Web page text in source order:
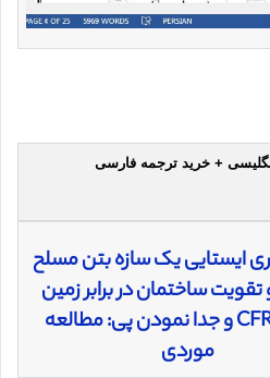
انگلیسی + خرید ترجمه فارسی
ایستایی یک سازه بتن مسلح
ساختمان در برابر زمین
لرزه با CFRP و جدا نمودن پی: مطالعه
موردی